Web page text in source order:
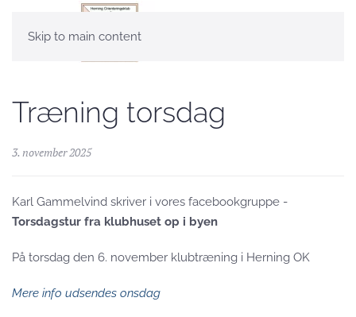
Skip to main content
Træning torsdag
3. november 2025
Karl Gammelvind skriver i vores facebookgruppe -
Torsdagstur fra klubhuset op i byen
På torsdag den 6. november klubtræning i Herning OK
Mere info udsendes onsdag